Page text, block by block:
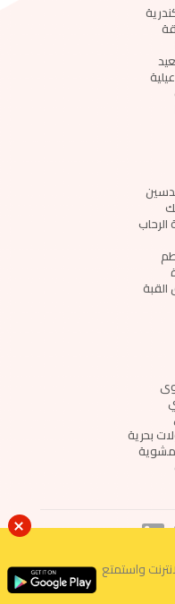
الرحاب
القبة
بحرية
مشوية
انضم لنا
واستمتع